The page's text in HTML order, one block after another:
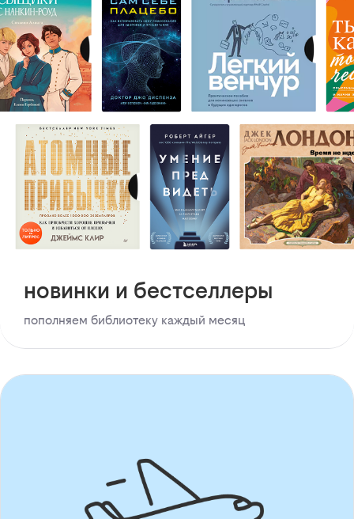
новинки и бестселлеры
пополняем библиотеку каждый месяц